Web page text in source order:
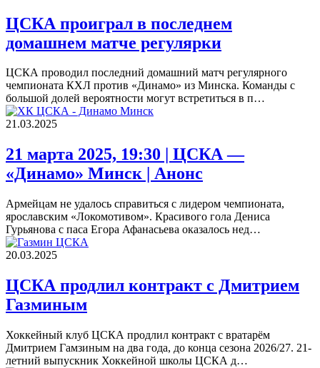
ЦСКА проиграл в последнем
домашнем матче регулярки
ЦСКА проводил последний домашний матч регулярного
чемпионата КХЛ против «Динамо» из Минска. Команды с
большой долей вероятности могут встретиться в п…
21.03.2025
21 марта 2025, 19:30 | ЦСКА —
«Динамо» Минск | Анонс
Армейцам не удалось справиться с лидером чемпионата,
ярославским «Локомотивом». Красивого гола Дениса
Гурьянова с паса Егора Афанасьева оказалось нед…
20.03.2025
ЦСКА продлил контракт с Дмитрием
Газминым
Хоккейный клуб ЦСКА продлил контракт с вратарём
Дмитрием Гамзиным на два года, до конца сезона 2026/27. 21-
летний выпускник Хоккейной школы ЦСКА д…